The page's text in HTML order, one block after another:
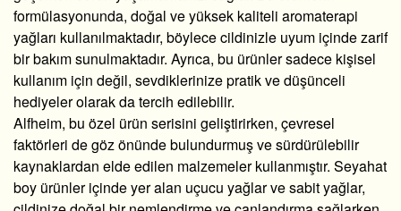
formülasyonunda, doğal ve yüksek kaliteli aromaterapi
yağları kullanılmaktadır, böylece cildinizle uyum içinde zarif
bir bakım sunulmaktadır. Ayrıca, bu ürünler sadece kişisel
kullanım için değil, sevdiklerinize pratik ve düşünceli
hediyeler olarak da tercih edilebilir.
Alfheim, bu özel ürün serisini geliştirirken, çevresel
faktörleri de göz önünde bulundurmuş ve sürdürülebilir
kaynaklardan elde edilen malzemeler kullanmıştır. Seyahat
boy ürünler içinde yer alan uçucu yağlarvesabit yağlar,